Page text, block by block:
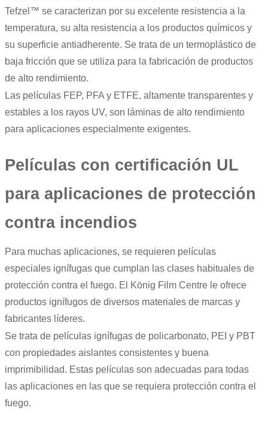
Tefzel ™ se caracterizan por su excelente resistencia a la
temperatura, su alta resistencia a los productos químicos y
su superficie antiadherente. Se trata de un termoplástico de
baja fricción que se utiliza para la fabricación de productos
de alto rendimiento.
Las películas FEP, PFA y ETFE, altamente transparentes y
estables a los rayos UV, son láminas de alto rendimiento
para aplicaciones especialmente exigentes.
Películas con certificación UL
para aplicaciones de protección
contra incendios
Para muchas aplicaciones, se requieren películas
especiales ignífugas que cumplan las clases habituales de
protección contra el fuego. El König Film Centre le ofrece
productos ignífugos de diversos materiales de marcas y
fabricantes líderes.
Se trata de películas ignífugas de policarbonato, PEI y PBT
con propiedades aislantes consistentes y buena
imprimibilidad. Estas películas son adecuadas para todas
las aplicaciones en las que se requiera protección contra el
fuego.